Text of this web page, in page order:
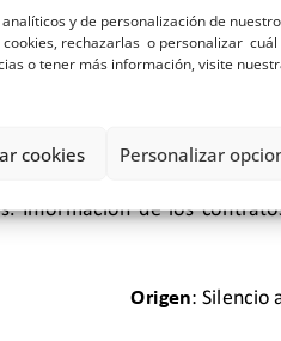
y de personalización de
rechazarlas o personalizar cuál
o tener más información, visite
cookies Personalizar